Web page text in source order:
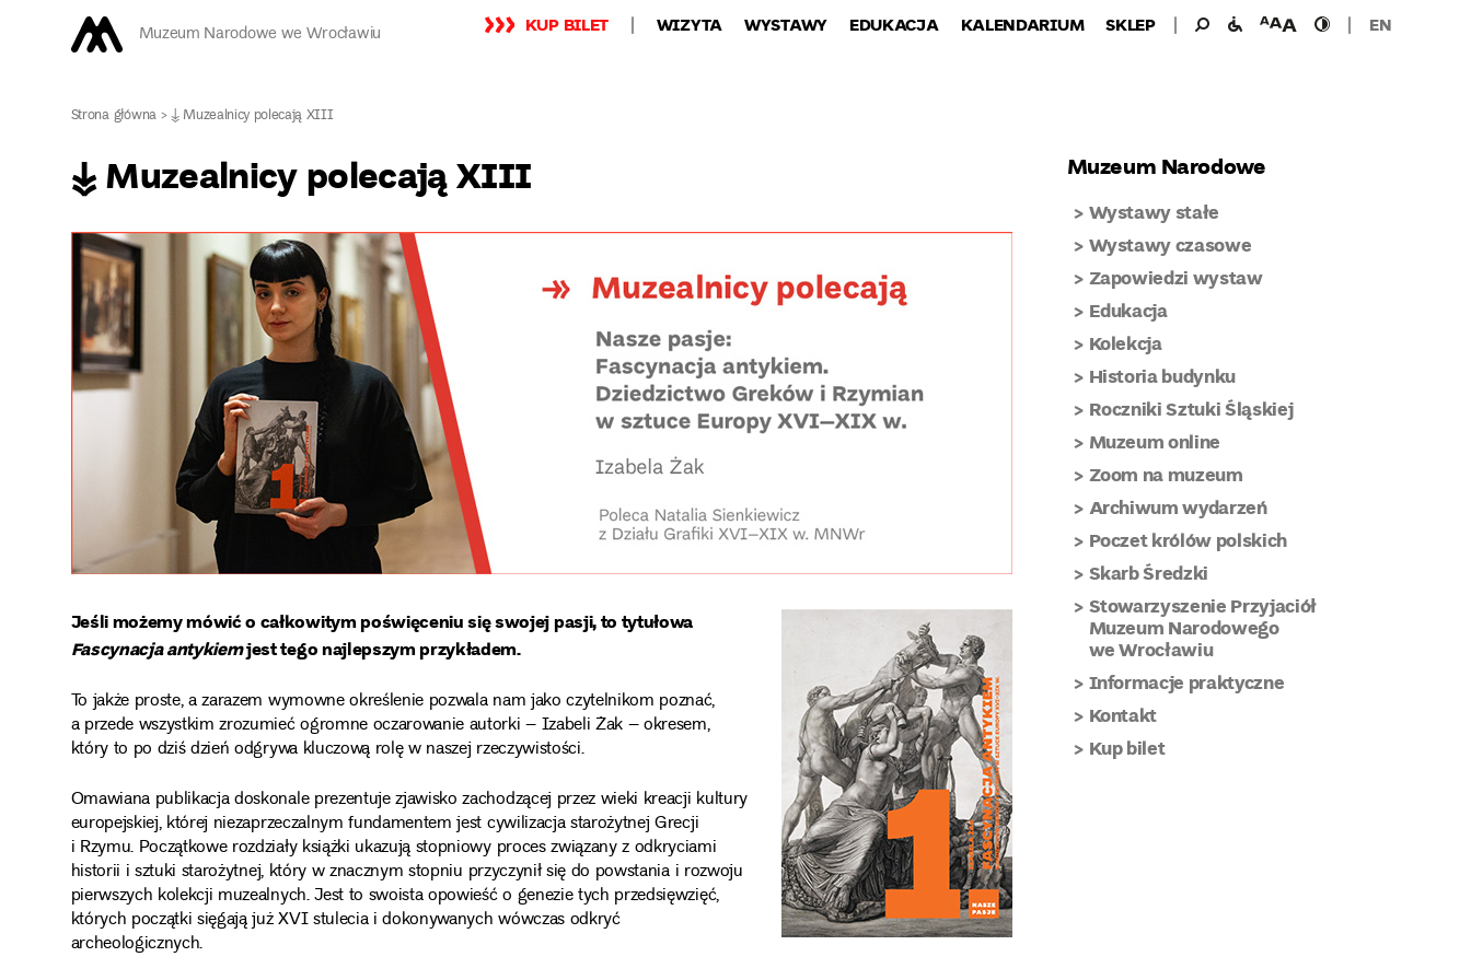
Muzeum Narodowe we Wrocławiu KUP BILET WIZYTA WYSTAWY EDUKACJA KALENDARIUM SKLEP Wyszukaj
Wyszukiwanie
dla:
udogodnieniawielkość
czcionki
wysoki
kontrast
EN
Strona główna>↡ Muzealnicy polecają XIII
↡ Muzealnicy polecają XIII
Jeśli możemy mówić o całkowitym poświęceniu się swojej pasji, to tytułowa
Fascynacja antykiemjest tego najlepszym przykładem.
To jakże proste, a zarazem wymowne określenie pozwala nam jako czytelnikom poznać,
a przede wszystkim zrozumieć ogromne oczarowanie autorki – Izabeli Żak – okresem,
który to po dziś dzień odgrywa kluczową rolę w naszej rzeczywistości.
Omawiana publikacja doskonale prezentuje zjawisko zachodzącej przez wieki kreacji kultury
europejskiej, której niezaprzeczalnym fundamentem jest cywilizacja starożytnej Grecji
i Rzymu. Początkowe rozdziały książki ukazują stopniowy proces związany z odkryciami
historii i sztuki starożytnej, który w znacznym stopniu przyczynił się do powstania i rozwoju
pierwszych kolekcji muzealnych. Jest to swoista opowieść o genezie tych przedsięwzięć,
których początki sięgają już XVI stulecia i dokonywanych wówczas odkryć
archeologicznych.
Muzeum Narodowe
Wystawy stałe
Wystawy czasowe
Zapowiedzi wystaw
Edukacja
Kolekcja
Historia budynku
Roczniki Sztuki Śląskiej
Muzeum online
Zoom na muzeum
Archiwum wydarzeń
Poczet królów polskich
Skarb Średzki
Stowarzyszenie Przyjaciół
Muzeum Narodowego
we Wrocławiu
Informacje praktyczne
Kontakt
Kup bilet